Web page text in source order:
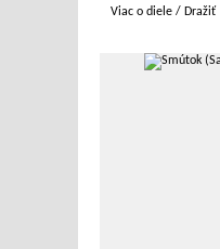
Viac o diele / Dražiť